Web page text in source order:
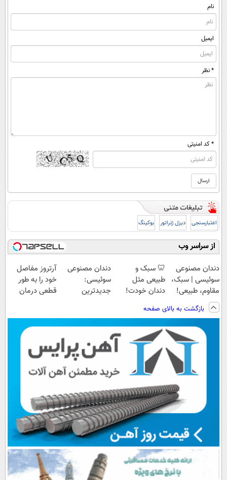
نام
ایمیل
* نظر
* کد امنیتی
اعتبارسنجی دیزل ژنراتور بوکینگ
از سراسر وب
دندان مصنوعی
سوئیسی | سبک،
مقاوم، طبیعی!
ویزیت
رایگان+پرداخت
اقساطی😍
🦷 سبک و
طبیعی مثل
دندان خودت!
پرداخت اقساطی
💳 📍 تهران
دندان مصنوعی
سوئیسی:
جدیدترین
پرداخت قسطی
آرتروز مفاصل
خود را به طور
قطعی درمان
بازگشت به بالای صفحه